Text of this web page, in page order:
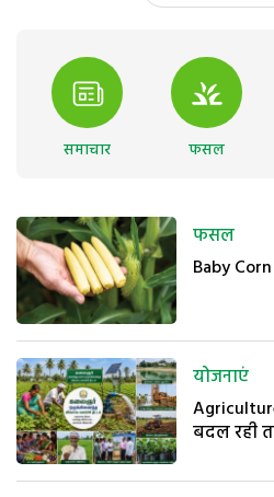
समाचार फसल
फसल
Baby
योजनाएं
बदल रही